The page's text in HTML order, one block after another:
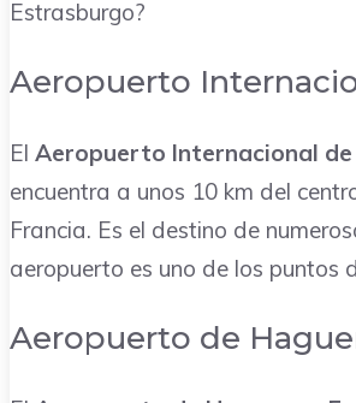
Estrasburgo?
Aeropuerto
El Aeropuerto Internacional
encuentra a unos 10 km del
Francia. Es el destino de
aeropuerto es uno de los
Aeropuerto de